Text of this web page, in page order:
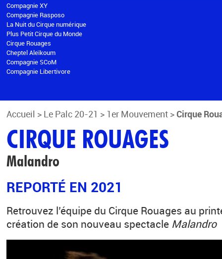
Compagnie XY
Compagnie Rasposo
La Nuit du Cirque numérique
Plus Petit Cirque du Monde
Cirque Rouages
Cheptel Aleïkoum
Compagnie SCoM
Compagnie Libertivore
Accueil > Le Palc 20-21 > 1er Mouvement > Cirque
CIRQUE ROUAGES
Malandro
REPORTÉ EN 2021
Retrouvez l’équipe du Cirque Rouages au
création de son nouveau spectacle Malandro